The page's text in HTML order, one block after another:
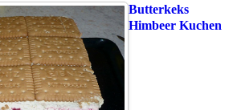
Butterkeks
Himbeer Kuchen